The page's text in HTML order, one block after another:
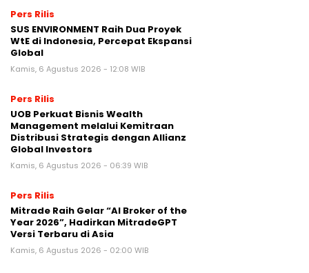
Pers Rilis
SUS ENVIRONMENT Raih Dua Proyek
WtE di Indonesia, Percepat Ekspansi
Global
Kamis, 6 Agustus 2026 - 12:08 WIB
Pers Rilis
UOB Perkuat Bisnis Wealth
Management melalui Kemitraan
Distribusi Strategis dengan Allianz
Global Investors
Kamis, 6 Agustus 2026 - 06:39 WIB
Pers Rilis
Mitrade Raih Gelar “AI Broker of the
Year 2026”, Hadirkan MitradeGPT
Versi Terbaru di Asia
Kamis, 6 Agustus 2026 - 02:00 WIB